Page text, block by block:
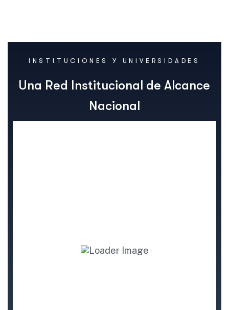
INSTITUCIONES Y UNIVERSIDADES
Una Red Institucional de Alcance
Nacional